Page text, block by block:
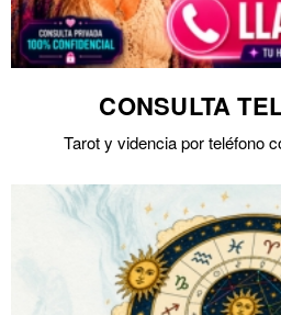
CONSULTA
Tarot y videncia por teléfono